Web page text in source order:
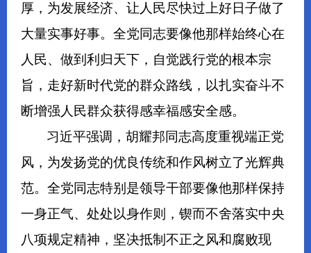
厚，为发展经济、让人民尽快过上好日子做了
大量实事好事。全党同志要像他那样始终心在
人民、做到利归天下，自觉践行党的根本宗
旨，走好新时代党的群众路线，以扎实奋斗不
断增强人民群众获得感幸福感安全感。
习近平强调，胡耀邦同志高度重视端正党
风，为发扬党的优良传统和作风树立了光辉典
范。全党同志特别是领导干部要像他那样保持
一身正气、处处以身作则，锲而不舍落实中央
八项规定精神，坚决抵制不正之风和腐败现